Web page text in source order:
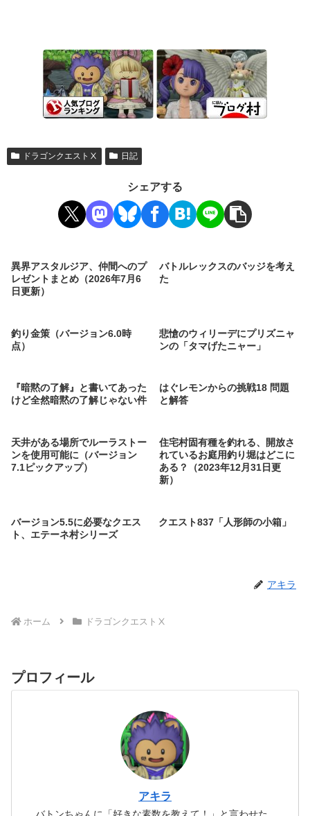
ドラゴンクエストⅩ 日記
シェアする
異界アスタルジア、仲間へのプ
レゼントまとめ（2026年7月6
日更新）
バトルレックスのバッジを考え
た
釣り金策（バージョン6.0時
点）
悲愴のウィリーデにプリズニャ
ンの「タマげたニャー」
『暗黙の了解』と書いてあった
けど全然暗黙の了解じゃない件
はぐレモンからの挑戦18 問題
と解答
天井がある場所でルーラストー
ンを使用可能に（バージョン
7.1ピックアップ）
住宅村固有種を釣れる、開放さ
れているお庭用釣り堀はどこに
ある？（2023年12月31日更
新）
バージョン5.5に必要なクエス
ト、エテーネ村シリーズ
クエスト837「人形師の小箱」
アキラ
ホーム ドラゴンクエストⅩ
プロフィール
アキラ